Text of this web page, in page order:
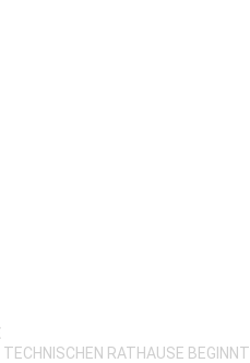
RATHAUSE BEGINNT